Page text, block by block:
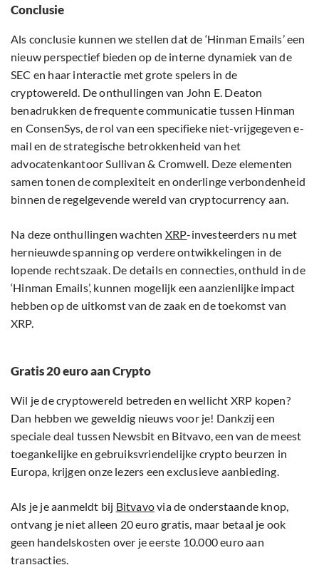
Conclusie
Als conclusie kunnen we stellen dat de ‘Hinman Emails’ een
nieuw perspectief bieden op de interne dynamiek van de
SEC en haar interactie met grote spelers in de
cryptowereld. De onthullingen van John E. Deaton
benadrukken de frequente communicatie tussen Hinman
en ConsenSys, de rol van een specifieke niet-vrijgegeven e-
mail en de strategische betrokkenheid van het
advocatenkantoor Sullivan & Cromwell. Deze elementen
samen tonen de complexiteit en onderlinge verbondenheid
binnen de regelgevende wereld van cryptocurrency aan.
Na deze onthullingen wachten XRP-investeerders nu met
hernieuwde spanning op verdere ontwikkelingen in de
lopende rechtszaak. De details en connecties, onthuld in de
‘Hinman Emails’, kunnen mogelijk een aanzienlijke impact
hebben op de uitkomst van de zaak en de toekomst van
XRP.
Gratis 20 euro aan Crypto
Wil je de cryptowereld betreden en wellicht XRP kopen?
Dan hebben we geweldig nieuws voor je! Dankzij een
speciale deal tussen Newsbit en Bitvavo, een van de meest
toegankelijke en gebruiksvriendelijke crypto beurzen in
Europa, krijgen onze lezers een exclusieve aanbieding.
Als je je aanmeldt bij Bitvavovia de onderstaande knop,
ontvang je niet alleen 20 euro gratis, maar betaal je ook
geen handelskosten over je eerste 10.000 euro aan
transacties.